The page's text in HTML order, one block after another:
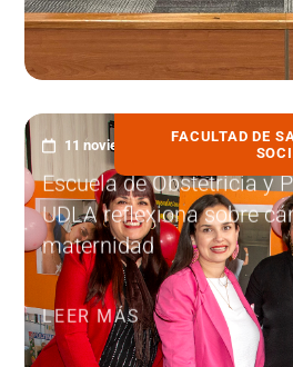
FACULTAD DE
11 noviembre, 2025
Escuela de Obstetricia y
UDLA reflexiona sobre
maternidad
LEER MÁS